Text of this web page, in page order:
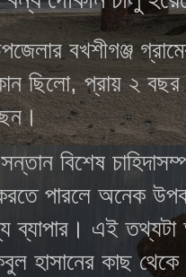
বখশীগঞ্জ
ছিলো,প্রায় ২ বছর
বিশেষ
পারলে অনেক
ব্যাপার। এই তথ্যটা
হাসানের কাছ